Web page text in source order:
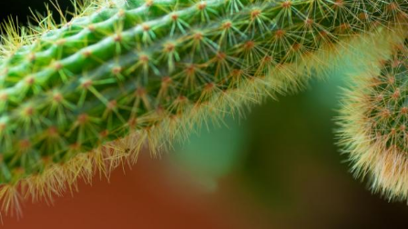
Untermenü
Untermenü
Untermenü